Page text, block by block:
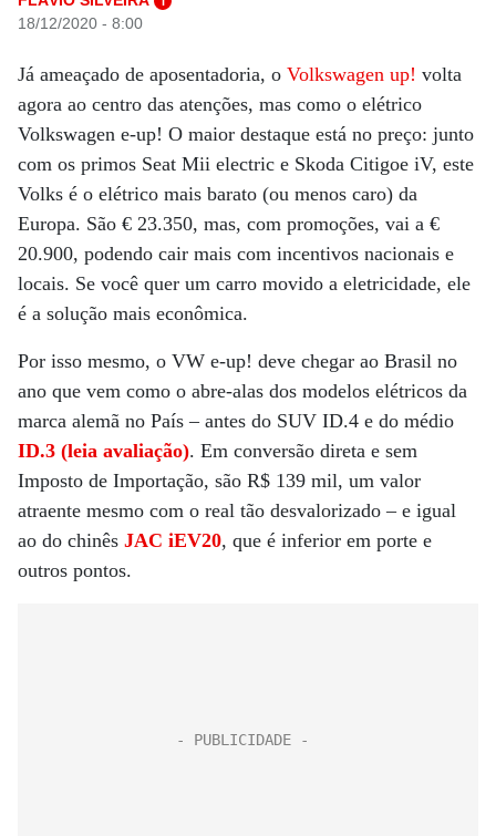
18/12/2020 - 8:00
Já ameaçado de aposentadoria, o Volkswagen up! volta
agora ao centro das atenções, mas como o elétrico
Volkswagen e-up! O maior destaque está no preço: junto
com os primos Seat Mii electric e Skoda Citigoe iV, este
Volks é o elétrico mais barato (ou menos caro) da
Europa. São € 23.350, mas, com promoções, vai a €
20.900, podendo cair mais com incentivos nacionais e
locais. Se você quer um carro movido a eletricidade, ele
é a solução mais econômica.
Por isso mesmo, o VW e-up! deve chegar ao Brasil no
ano que vem como o abre-alas dos modelos elétricos da
marca alemã no País – antes do SUV ID.4 e do médio
ID.3 (leia avaliação). Em conversão direta e sem
Imposto de Importação, são R$ 139 mil, um valor
atraente mesmo com o real tão desvalorizado – e igual
ao do chinês JAC iEV20, que é inferior em porte e
outros pontos.